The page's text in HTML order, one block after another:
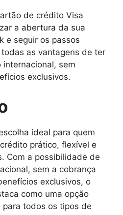
de crédito Visa
a abertura da sua
e seguir os passos
as vantagens de ter
sem
exclusivos.
ideal para quem
prático, flexível e
Com a possibilidade de
sem a cobrança
exclusivos, o
como uma opção
para todos os tipos de